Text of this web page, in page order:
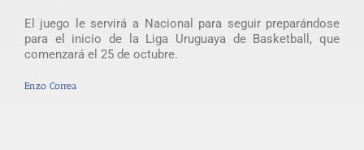
El juego le servirá a Nacional para seguir preparándose
para el inicio de la Liga Uruguaya de Basketball, que
comenzará el 25 de octubre.
Enzo Correa